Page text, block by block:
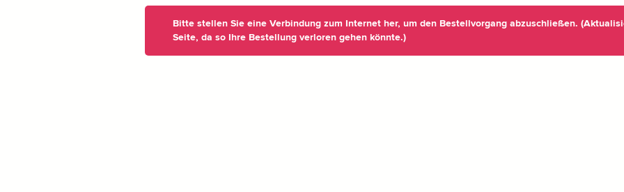
Bitte stellen Sie eine Verbindung zum Internet her, um den Bestellvorgang abzuschließen.
Seite, da so Ihre Bestellung verloren gehen könnte.)